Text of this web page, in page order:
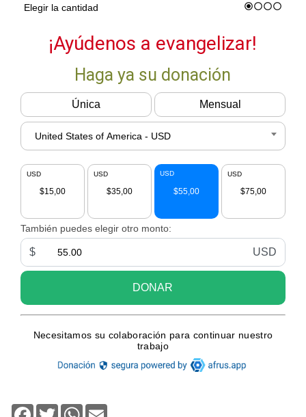
Facebook
TwitterWhatsApp